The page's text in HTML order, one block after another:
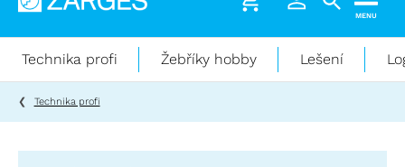
Technika
práci
výškách
MENU
Technika profi Žebříky hobby Lešení
Technika profi